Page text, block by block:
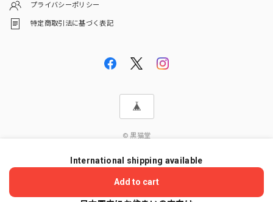
プライバシーポリシー
特定商取引法に基づく表記
© 黒猫堂
International shipping available
Add to cart
ショップに質問する